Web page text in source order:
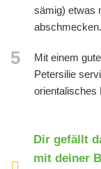
sämig) etwas
5
Mit einem
Petersilie
orientalisches
Dir gefällt
mit deiner